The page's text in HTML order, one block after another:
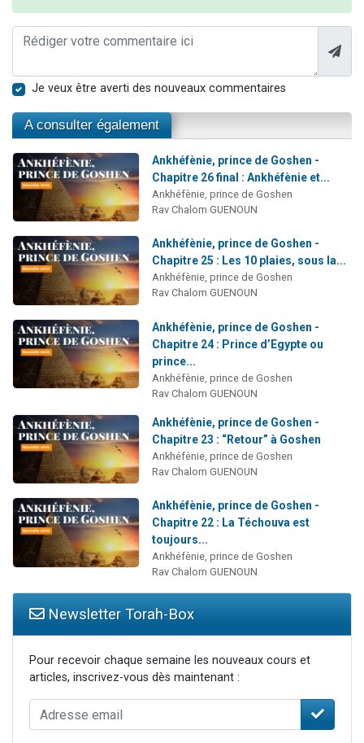
Je veux être averti des nouveaux commentaires
A consulter également
Ankhéfènie, prince de Goshen -
Chapitre 26 final : Ankhéfènie et...
Ankhéfènie, prince de Goshen
Rav Chalom GUENOUN
Ankhéfènie, prince de Goshen -
Chapitre 25 : Les 10 plaies, sous la...
Ankhéfènie, prince de Goshen
Rav Chalom GUENOUN
Ankhéfènie, prince de Goshen -
Chapitre 24 : Prince d’Egypte ou
prince...
Ankhéfènie, prince de Goshen
Rav Chalom GUENOUN
Ankhéfènie, prince de Goshen -
Chapitre 23 : “Retour” à Goshen
Ankhéfènie, prince de Goshen
Rav Chalom GUENOUN
Ankhéfènie, prince de Goshen -
Chapitre 22 : La Téchouva est
toujours...
Ankhéfènie, prince de Goshen
Rav Chalom GUENOUN
Newsletter Torah-Box
Pour recevoir chaque semaine les nouveaux cours et
articles, inscrivez-vous dès maintenant :